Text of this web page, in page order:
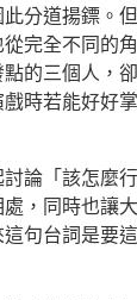
分道揚鏢。
完全不同的
的三個人，
時若能好好
論「該怎麼
，同時也讓
句台詞是要